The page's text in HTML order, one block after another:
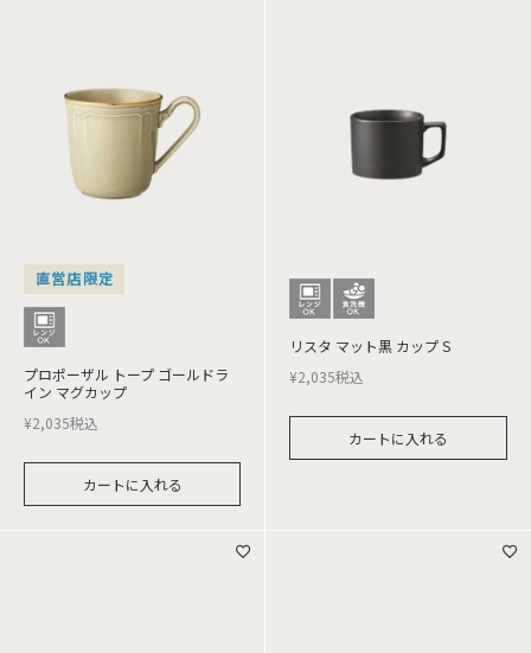
直営店限定
プロポーザル トープ ゴールドラ
イン マグカップ
¥2,035税込
カートに入れる
リスタ マット黒 カップ S
¥2,035税込
カートに入れる